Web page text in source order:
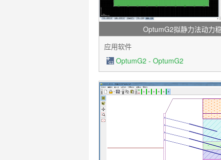
OptumG2拟静力法动力
应用软件
OptumG2 - OptumG2